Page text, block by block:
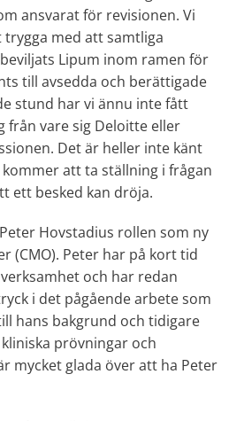
ansvarat för revisionen. Vi
med att samtliga
Lipum inom ramen för
till avsedda och berättigade
stund har vi ännu inte fått
från vare sig Deloitte eller
Det är heller inte känt
att ta ställning i frågan
ett besked kan dröja.
Hovstadius rollen som ny
(CMO). Peter har på kort tid
och har redan
i det pågående arbete som
hans bakgrund och tidigare
prövningar och
mycket glada över att ha Peter